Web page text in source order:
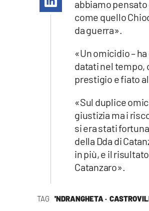
TAG 'NDRANGHETA ·
abbiamo
come quello
da guerra».
«Un omicidio –
datati nel tempo,
prestigio e fiato
«Sul duplice
giustizia ma i
si era stati
della Dda di
in più, e il
Catanzaro».